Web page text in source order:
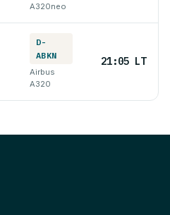
A320neo
D-
ABKN
Airbus
A320
21:05 LT